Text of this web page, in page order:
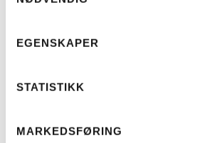
EGENSKAPER
STATISTIKK
MARKEDSFØRING
ABUS
KR2.990